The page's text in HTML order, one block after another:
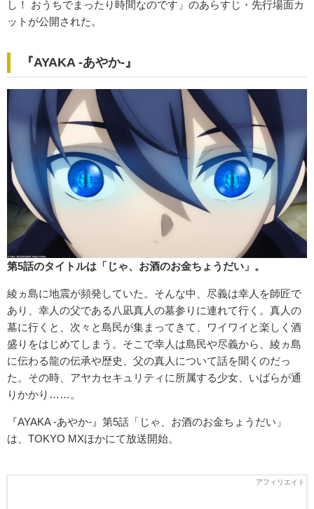
し！ おうちでまったり時間なのです」のあらすじ・先行場面カ
ットが公開された。
『AYAKA ‐あやか‐』
第5話のタイトルは「じゃ、お酒のお金ちょうだい」。
綾ヵ島に地震が頻発していた。そんな中、尽義は幸人を師匠で
あり、幸人の父である八凪真人の墓参りに連れて行く。真人の
墓に行くと、次々と島民が集まってきて、ワイワイと楽しく酒
盛りをはじめてしまう。そこで幸人は島民や尽義から、綾ヵ島
に伝わる龍の伝承や歴史、父の真人について話を聞くのだっ
た。その時、アヤカセキュリティに所属する少女、いばらが通
りかかり……。
『AYAKA ‐あやか‐』第5話「じゃ、お酒のお金ちょうだい」
は、TOKYO MXほかにて放送開始。